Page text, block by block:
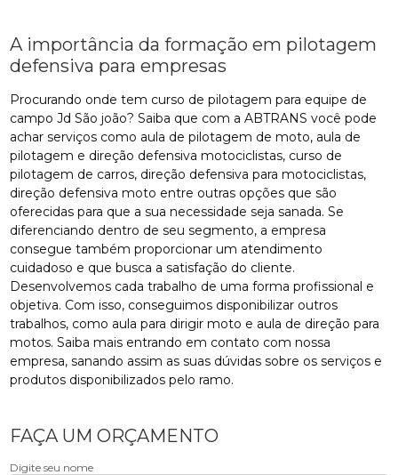
A importância da formação em pilotagem
defensiva para empresas
Procurando onde tem curso de pilotagem para equipe de
campo Jd São joão? Saiba que com a ABTRANS você pode
achar serviços como aula de pilotagem de moto, aula de
pilotagem e direção defensiva motociclistas, curso de
pilotagem de carros, direção defensiva para motociclistas,
direção defensiva moto entre outras opções que são
oferecidas para que a sua necessidade seja sanada. Se
diferenciando dentro de seu segmento, a empresa
consegue também proporcionar um atendimento
cuidadoso e que busca a satisfação do cliente.
Desenvolvemos cada trabalho de uma forma profissional e
objetiva. Com isso, conseguimos disponibilizar outros
trabalhos, como aula para dirigir moto e aula de direção para
motos. Saiba mais entrando em contato com nossa
empresa, sanando assim as suas dúvidas sobre os serviços e
produtos disponibilizados pelo ramo.
FAÇA UM ORÇAMENTO
Digite seu nome